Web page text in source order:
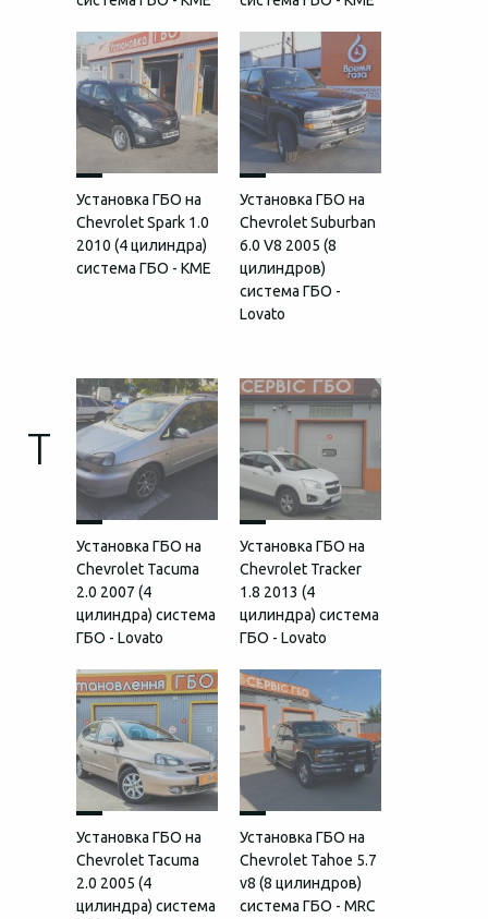
Установка ГБО на
Chevrolet Spark 1.0
2010 (4 цилиндра)
система ГБО - KME
Установка ГБО на
Chevrolet Suburban
6.0 V8 2005 (8
цилиндров)
система ГБО -
Lovato
T
Установка ГБО на
Chevrolet Tacuma
2.0 2007 (4
цилиндра) система
ГБО - Lovato
Установка ГБО на
Chevrolet Tracker
1.8 2013 (4
цилиндра) система
ГБО - Lovato
Установка ГБО на
Chevrolet Tacuma
2.0 2005 (4
цилиндра) система
Установка ГБО на
Chevrolet Tahoe 5.7
v8 (8 цилиндров)
система ГБО - MRC